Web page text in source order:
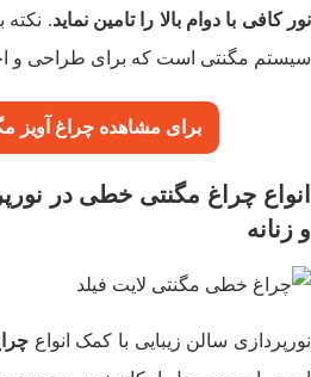
نور کافی با دوام بالا را تامین نماید
سیستم مگنتی است که برای طراحی و
برای مشاهده چراغ آویز
انواع چراغ مگنتی خطی در
و زنانه
نورپردازی سالن زیبایی با کمک انواع